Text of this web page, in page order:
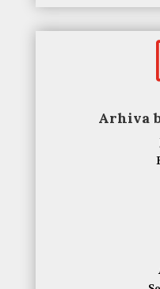
Arhiva